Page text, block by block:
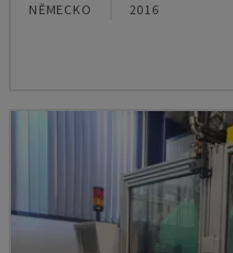
NĚMECKO 2016